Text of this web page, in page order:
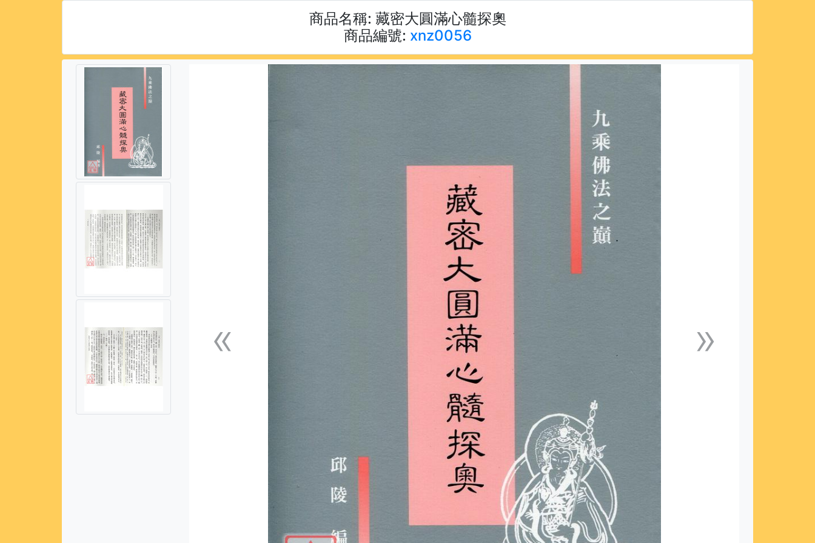
商品名稱: 藏密大圓滿心髓探奧
商品編號: xnz0056
«上一張 »下一張